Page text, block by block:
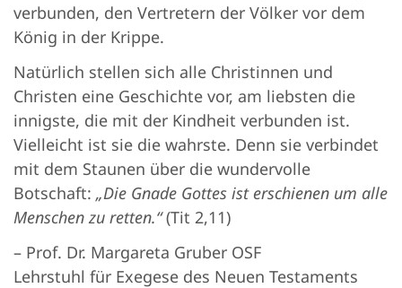
verbunden, den Vertretern der Völker vor dem
König in der Krippe.
Natürlich stellen sich alle Christinnen und
Christen eine Geschichte vor, am liebsten die
innigste, die mit der Kindheit verbunden ist.
Vielleicht ist sie die wahrste. Denn sie verbindet
mit dem Staunen über die wundervolle
Botschaft: „Die Gnade Gottes ist erschienen um alle
Menschen zu retten.“(Tit 2,11)
– Prof. Dr. Margareta Gruber OSF
Lehrstuhl für Exegese des Neuen Testaments